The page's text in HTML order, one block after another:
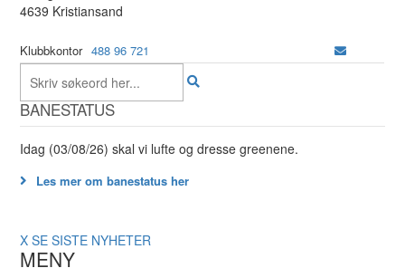
4639 Kristiansand
Klubbkontor 488 96 721
BANESTATUS
Idag (03/08/26) skal vi lufte og dresse greenene.
Les mer om banestatus her
X SE SISTE NYHETER
MENY